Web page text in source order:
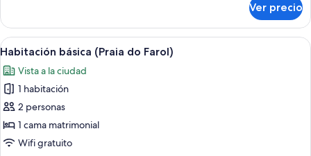
matrimonial
o
2
individuales
(Praia
do
Pontal)
clásica
con
1
matrimonial
o
individuales
(Praia
do
Pontal)
Ver precio
Abrir
todas
las
fotos
de
Habitación
básica
Un dormitorio con cama, cortinas
6
Habitación básica (Praia do Farol)
Vista a la ciudad
1 habitación
2 personas
1 cama matrimonial
Wifi gratuito